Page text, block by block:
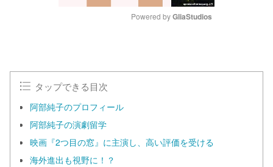
Powered by GliaStudios
タップできる目次
阿部純子のプロフィール
阿部純子の演劇留学
映画『2つ目の窓』に主演し、高い評価を受ける
海外進出も視野に！？